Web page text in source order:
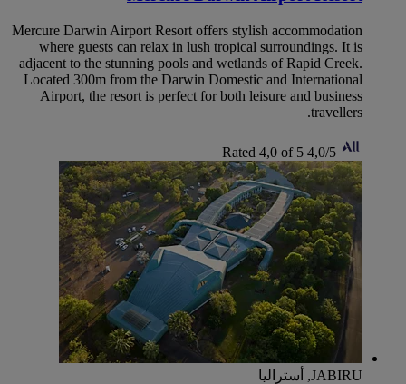
Mercure Darwin Airport Resort offers stylish accommodation
where guests can relax in lush tropical surroundings. It is
adjacent to the stunning pools and wetlands of Rapid Creek.
Located 300m from the Darwin Domestic and International
Airport, the resort is perfect for both leisure and business
travellers.
4,0/5
Rated 4,0 of 5
JABIRU, أستراليا